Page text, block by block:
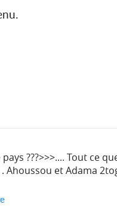
???>>>.... Tout ce
et Adama